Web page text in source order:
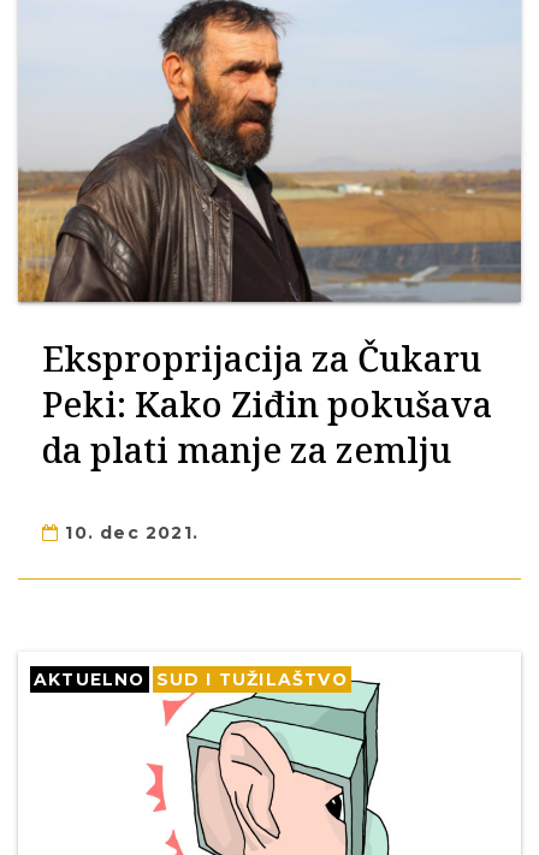
Eksproprijacija za Čukaru
Peki: Kako Ziđin pokušava
da plati manje za zemlju
10. dec 2021.
AKTUELNO SUD I TUŽILAŠTVO